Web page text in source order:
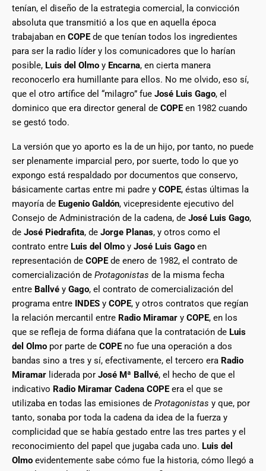
tenían, el diseño de la estrategia comercial, la convicción
absoluta que transmitió a los que en aquella época
trabajaban en COPEde que tenían todos los ingredientes
para ser la radio líder y los comunicadores que lo harían
posible, Luis del Olmo y Encarna, en cierta manera
reconocerlo era humillante para ellos. No me olvido, eso sí,
que el otro artífice del “milagro” fue José Luis Gago, el
dominico que era director general de COPEen 1982 cuando
se gestó todo.
La versión que yo aporto es la de un hijo, por tanto, no puede
ser plenamente imparcial pero, por suerte, todo lo que yo
expongo está respaldado por documentos que conservo,
básicamente cartas entre mi padre y COPE, éstas últimas la
mayoría de Eugenio Galdón, vicepresidente ejecutivo del
Consejo de Administración de la cadena, de José Luis Gago,
de José Piedrafita, de Jorge Planas, y otros como el
contrato entre Luis del Olmo y José Luis Gago en
representación de COPEde enero de 1982, el contrato de
comercialización de Protagonistas de la misma fecha
entre Ballvé y Gago, el contrato de comercialización del
programa entre INDES y COPE, y otros contratos que regían
la relación mercantil entre Radio Miramar y COPE, en los
que se refleja de forma diáfana que la contratación de Luis
del Olmo por parte de COPE no fue una operación a dos
bandas sino a tres y sí, efectivamente, el tercero era Radio
Miramar liderada por José Mª Ballvé, el hecho de que el
indicativo Radio Miramar Cadena COPEera el que se
utilizaba en todas las emisiones de Protagonistas y que, por
tanto, sonaba por toda la cadena da idea de la fuerza y
complicidad que se había gestado entre las tres partes y el
reconocimiento del papel que jugaba cada uno. Luis del
Olmo evidentemente sabe cómo fue la historia, cómo llegó a